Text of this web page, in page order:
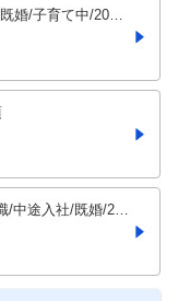
婚/子育て中/2022
/中途入社/既婚/20